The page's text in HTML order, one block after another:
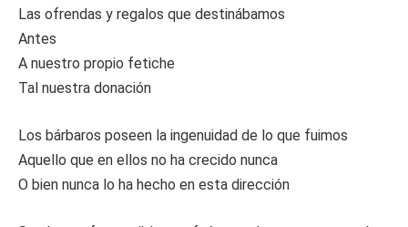
Las ofrendas y regalos que destinábamos
Antes
A nuestro propio fetiche
Tal nuestra donación
Los bárbaros poseen la ingenuidad de lo que fuimos
Aquello que en ellos no ha crecido nunca
O bien nunca lo ha hecho en esta dirección